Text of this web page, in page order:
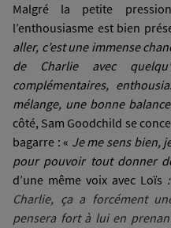
Malgré la petite
l’enthousiasme est bien
aller, c’est une immense
de Charlie avec
complémentaires,
mélange, une bonne balance
côté, Sam Goodchild se
bagarre : « Je me sens bien,
pour pouvoir tout donner
d’une même voix avec Loïs :
Charlie, ça a forcément
pensera fort à lui en